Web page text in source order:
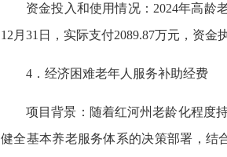
资金投入和使用情况：2024年高龄
12月31日，实际支付2089.87万元，资金
4．经济困难老年人服务补助经费
项目背景：随着红河州老龄化程度
健全基本养老服务体系的决策部署，结